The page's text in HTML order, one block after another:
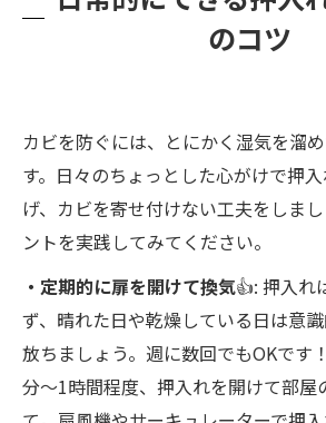
のコツ
カビを防ぐには、とにかく湿気を溜
す。日々のちょっとした心がけで押
げ、カビを寄せ付けない工夫をしま
ントを実践してみてください。
・定期的に扉を開けて換気👍: 押入れ
ず、晴れた日や乾燥している日は意
放ちましょう。週に数回でもOKです
分〜1時間程度、押入れを開けて部屋